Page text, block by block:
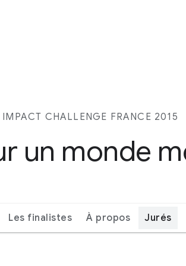
CHALLENGE FRANCE 2015
un monde
Les finalistes À propos Jurés